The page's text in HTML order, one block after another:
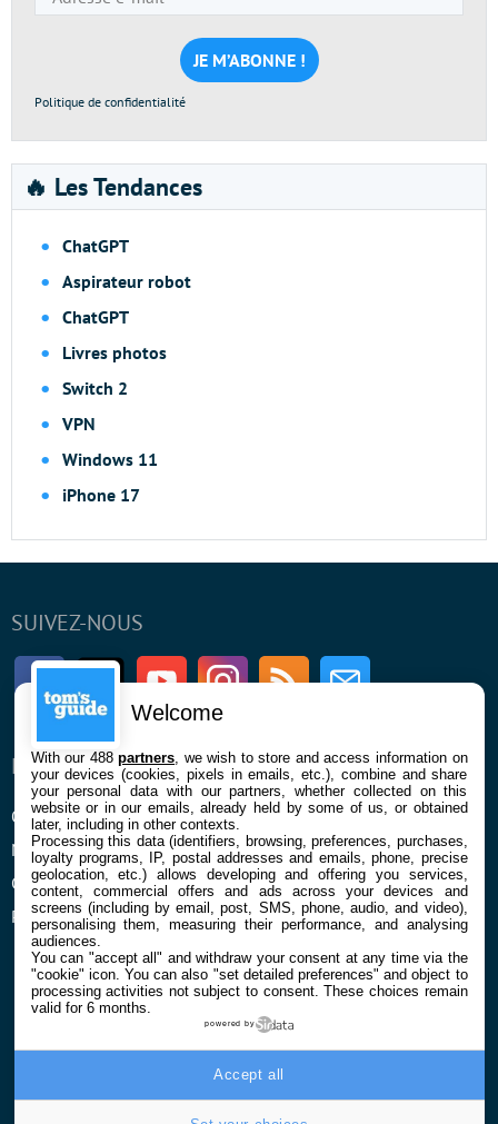
e-
mail
*
Politique de confidentialité
🔥 Les Tendances
ChatGPT
Aspirateur robot
ChatGPT
Livres photos
Switch 2
VPN
Windows 11
iPhone 17
SUIVEZ-NOUS
FacebookTwitter Youtube InstagramRSS Newsletter
ENTREPRISE
Qui sommes nous
Mentions légales et CGU
Confidentialité et Cookies
Préférences cookies
À PROPOS
La rédaction
Contact
Welcome
With our 488partners , we wish to store and access information on
your devices (cookies, pixels in emails, etc.), combine and share
your personal data with our partners, whether collected on this
website or in our emails, already held by some of us, or obtained
later, including in other contexts.
Processing this data (identifiers, browsing, preferences, purchases,
loyalty programs, IP, postal addresses and emails, phone, precise
geolocation, etc.) allows developing and offering you services,
content, commercial offers and ads across your devices and
screens (including by email, post, SMS, phone, audio, and video),
personalising them, measuring their performance, and analysing
audiences.
You can "accept all" and withdraw your consent at any time via the
"cookie" icon. You can also "set detailed preferences" and object to
processing activities not subject to consent. These choices remain
valid for 6 months.
powered by
Accept all